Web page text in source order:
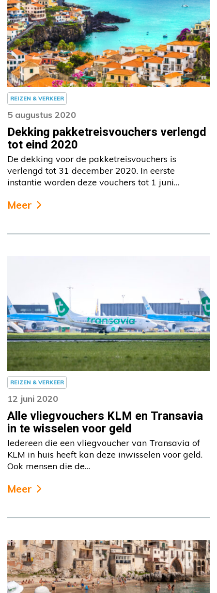
REIZEN & VERKEER
5 augustus 2020
Dekking pakketreisvouchers verlengd
tot eind 2020
De dekking voor de pakketreisvouchers is
verlengd tot 31 december 2020. In eerste
instantie worden deze vouchers tot 1 juni…
Meer
REIZEN & VERKEER
12 juni 2020
Alle vliegvouchers KLM en Transavia
in te wisselen voor geld
Iedereen die een vliegvoucher van Transavia of
KLM in huis heeft kan deze inwisselen voor geld.
Ook mensen die de…
Meer